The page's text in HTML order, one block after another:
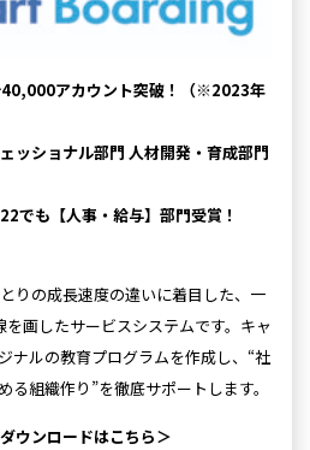
40,000アカウント突破！（※2023年
ッショナル部門 人材開発・育成部門
でも【⼈事・給与】部⾨受賞！
りの成⻑速度の違いに着⽬した、⼀
画したサービスシステムです。キャ
ナルの教育プログラムを作成し、“社
る組織作り”を徹底サポートします。
ウンロードはこちら＞